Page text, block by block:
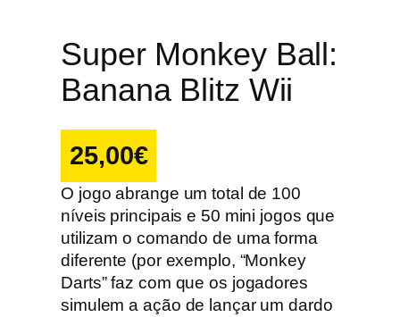
Super Monkey Ball:
Banana Blitz Wii
25,00€
O jogo abrange um total de 100
níveis principais e 50 mini jogos que
utilizam o comando de uma forma
diferente (por exemplo, “Monkey
Darts” faz com que os jogadores
simulem a ação de lançar um dardo